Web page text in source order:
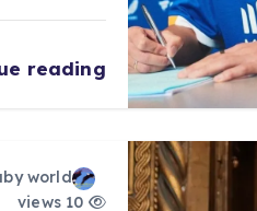
reading
world